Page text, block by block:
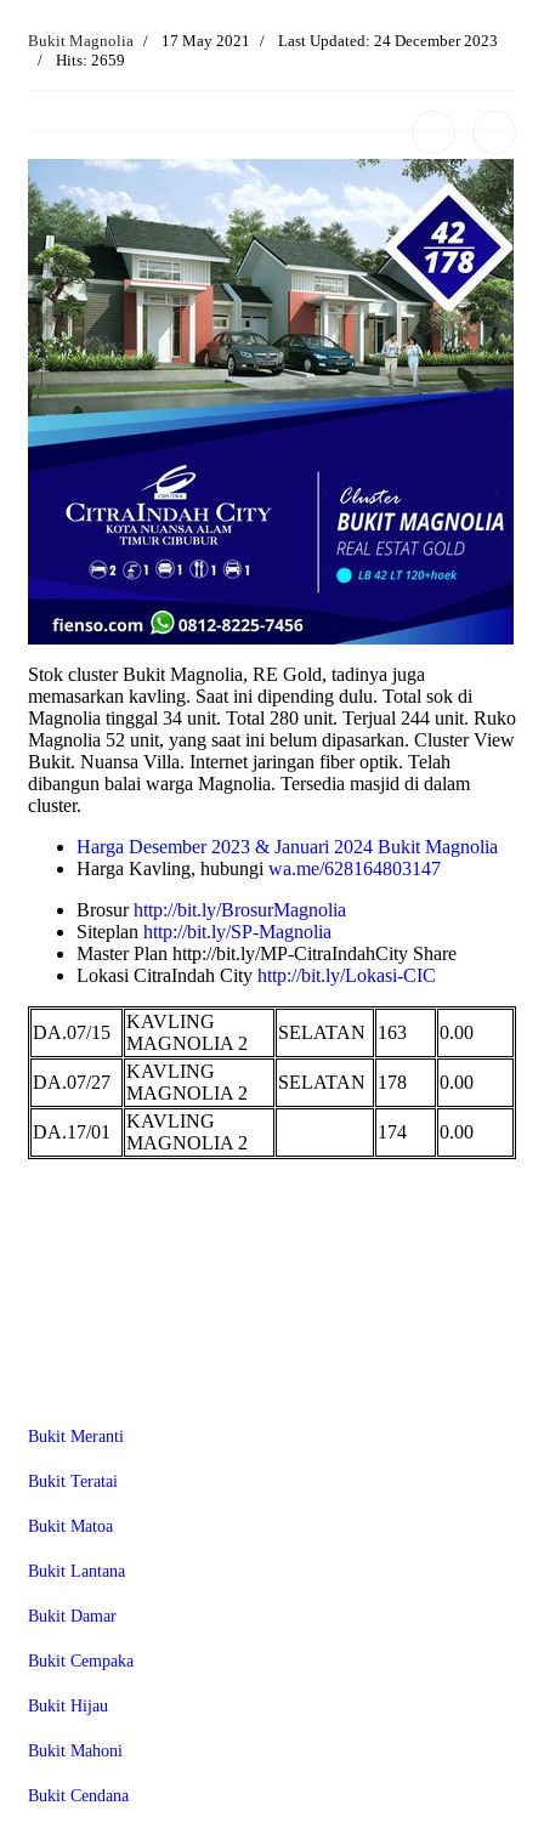
Bukit Magnolia 17 May 2021
Last Updated: 24 December 2023
Hits: 2659
Stok cluster Bukit Magnolia, RE Gold, tadinya juga
memasarkan kavling. Saat ini dipending dulu. Total sok di
Magnolia tinggal 34 unit. Total 280 unit. Terjual 244 unit. Ruko
Magnolia 52 unit, yang saat ini belum dipasarkan. Cluster View
Bukit. Nuansa Villa. Internet jaringan fiber optik. Telah
dibangun balai warga Magnolia. Tersedia masjid di dalam
cluster.
Harga Desember 2023 & Januari 2024 Bukit Magnolia
Harga Kavling, hubungi wa.me/628164803147
Brosurhttp://bit.ly/BrosurMagnolia
Siteplan http://bit.ly/SP-Magnolia
Master Plan http://bit.ly/MP-CitraIndahCity Share
Lokasi CitraIndah City http://bit.ly/Lokasi-CIC
DA.07/15
KAVLING
MAGNOLIA 2
SELATAN 163 0.00
DA.07/27
KAVLING
MAGNOLIA 2
SELATAN 178 0.00
DA.17/01
KAVLING
MAGNOLIA 2
174 0.00
Bukit Meranti
Bukit Teratai
Bukit Matoa
Bukit Lantana
Bukit Damar
Bukit Cempaka
Bukit Hijau
Bukit Mahoni
Bukit Cendana